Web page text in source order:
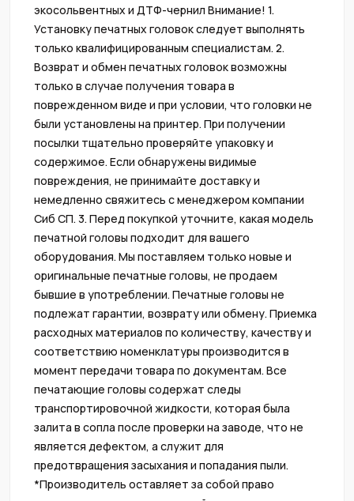
экосольвентных и ДТФ-чернил Внимание! 1.
Установку печатных головок следует выполнять
только квалифицированным специалистам. 2.
Возврат и обмен печатных головок возможны
только в случае получения товара в
поврежденном виде и при условии, что головки не
были установлены на принтер. При получении
посылки тщательно проверяйте упаковку и
содержимое. Если обнаружены видимые
повреждения, не принимайте доставку и
немедленно свяжитесь с менеджером компании
Сиб СП. 3. Перед покупкой уточните, какая модель
печатной головы подходит для вашего
оборудования. Мы поставляем только новые и
оригинальные печатные головы, не продаем
бывшие в употреблении. Печатные головы не
подлежат гарантии, возврату или обмену. Приемка
расходных материалов по количеству, качеству и
соответствию номенклатуры производится в
момент передачи товара по документам. Все
печатающие головы содержат следы
транспортировочной жидкости, которая была
залита в сопла после проверки на заводе, что не
является дефектом, а служит для
предотвращения засыхания и попадания пыли.
*Производитель оставляет за собой право